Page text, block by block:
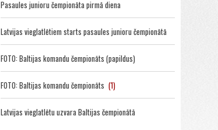
Pasaules junioru čempionāta pirmā diena
Latvijas vieglatlētiem starts pasaules junioru čempionātā
FOTO: Baltijas komandu čempionāts (papildus)
FOTO: Baltijas komandu čempionāts (1)
Latvijas vieglatlētu uzvara Baltijas čempionātā